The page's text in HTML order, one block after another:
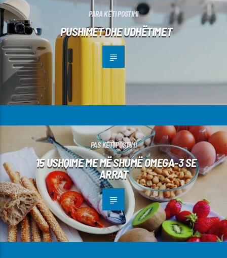
PARA KËTI POSTIMI
PUSHIMET DHE UDHËTIMET
PAS KËTI POSTIMI
15 USHQIME ME MË SHUMË OMEGA-3 SE
ARRAT